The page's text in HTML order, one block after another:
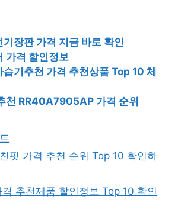
기장판 가격 지금 바로 확인
가격 할인정보
습기추천 가격 추천상품 Top 10 체
천 RR40A7905AP 가격 순위
핏 가격 추천 순위 Top 10 확인하
추천제품 할인정보 Top 10 확인